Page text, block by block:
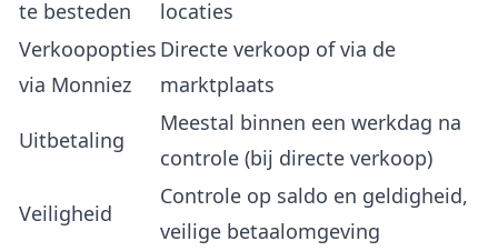
te besteden
locaties
Verkoopopties
via Monniez
Directe verkoop of via de
marktplaats
Uitbetaling
Meestal binnen een werkdag na
controle (bij directe verkoop)
Veiligheid
Controle op saldo en geldigheid,
veilige betaalomgeving